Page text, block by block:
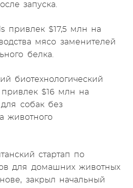
запуска.
привлек $17,5 млн на
мясо заменителей
белка.
биотехнологический
$16 млн на
собак без
животного
стартап по
для домашних животных
закрыл начальный